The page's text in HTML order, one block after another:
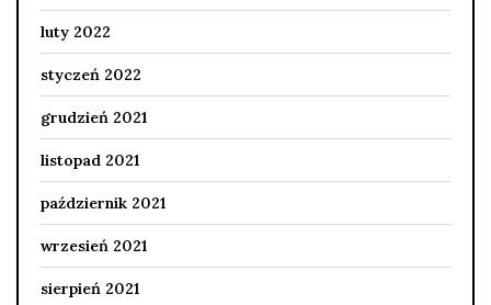
luty 2022
styczeń 2022
grudzień 2021
listopad 2021
październik 2021
wrzesień 2021
sierpień 2021